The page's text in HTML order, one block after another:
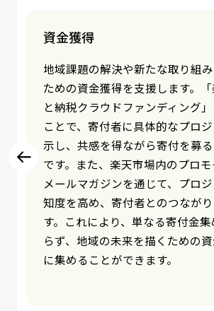
情報発信
自治体の魅力や取り組みを全国
め、多彩なコンテンツを提供し
産品や観光資源の紹介に加え、
や地域課題への取り組みを伝え
納税ドキュメンタリー」や、地
える特集ページを作成。また、
天トラベルなどのグループサー
し、地域の情報を幅広い層に届
により、寄付者とのつながりを
なく、地域の認知度向上や関係
も貢献します。